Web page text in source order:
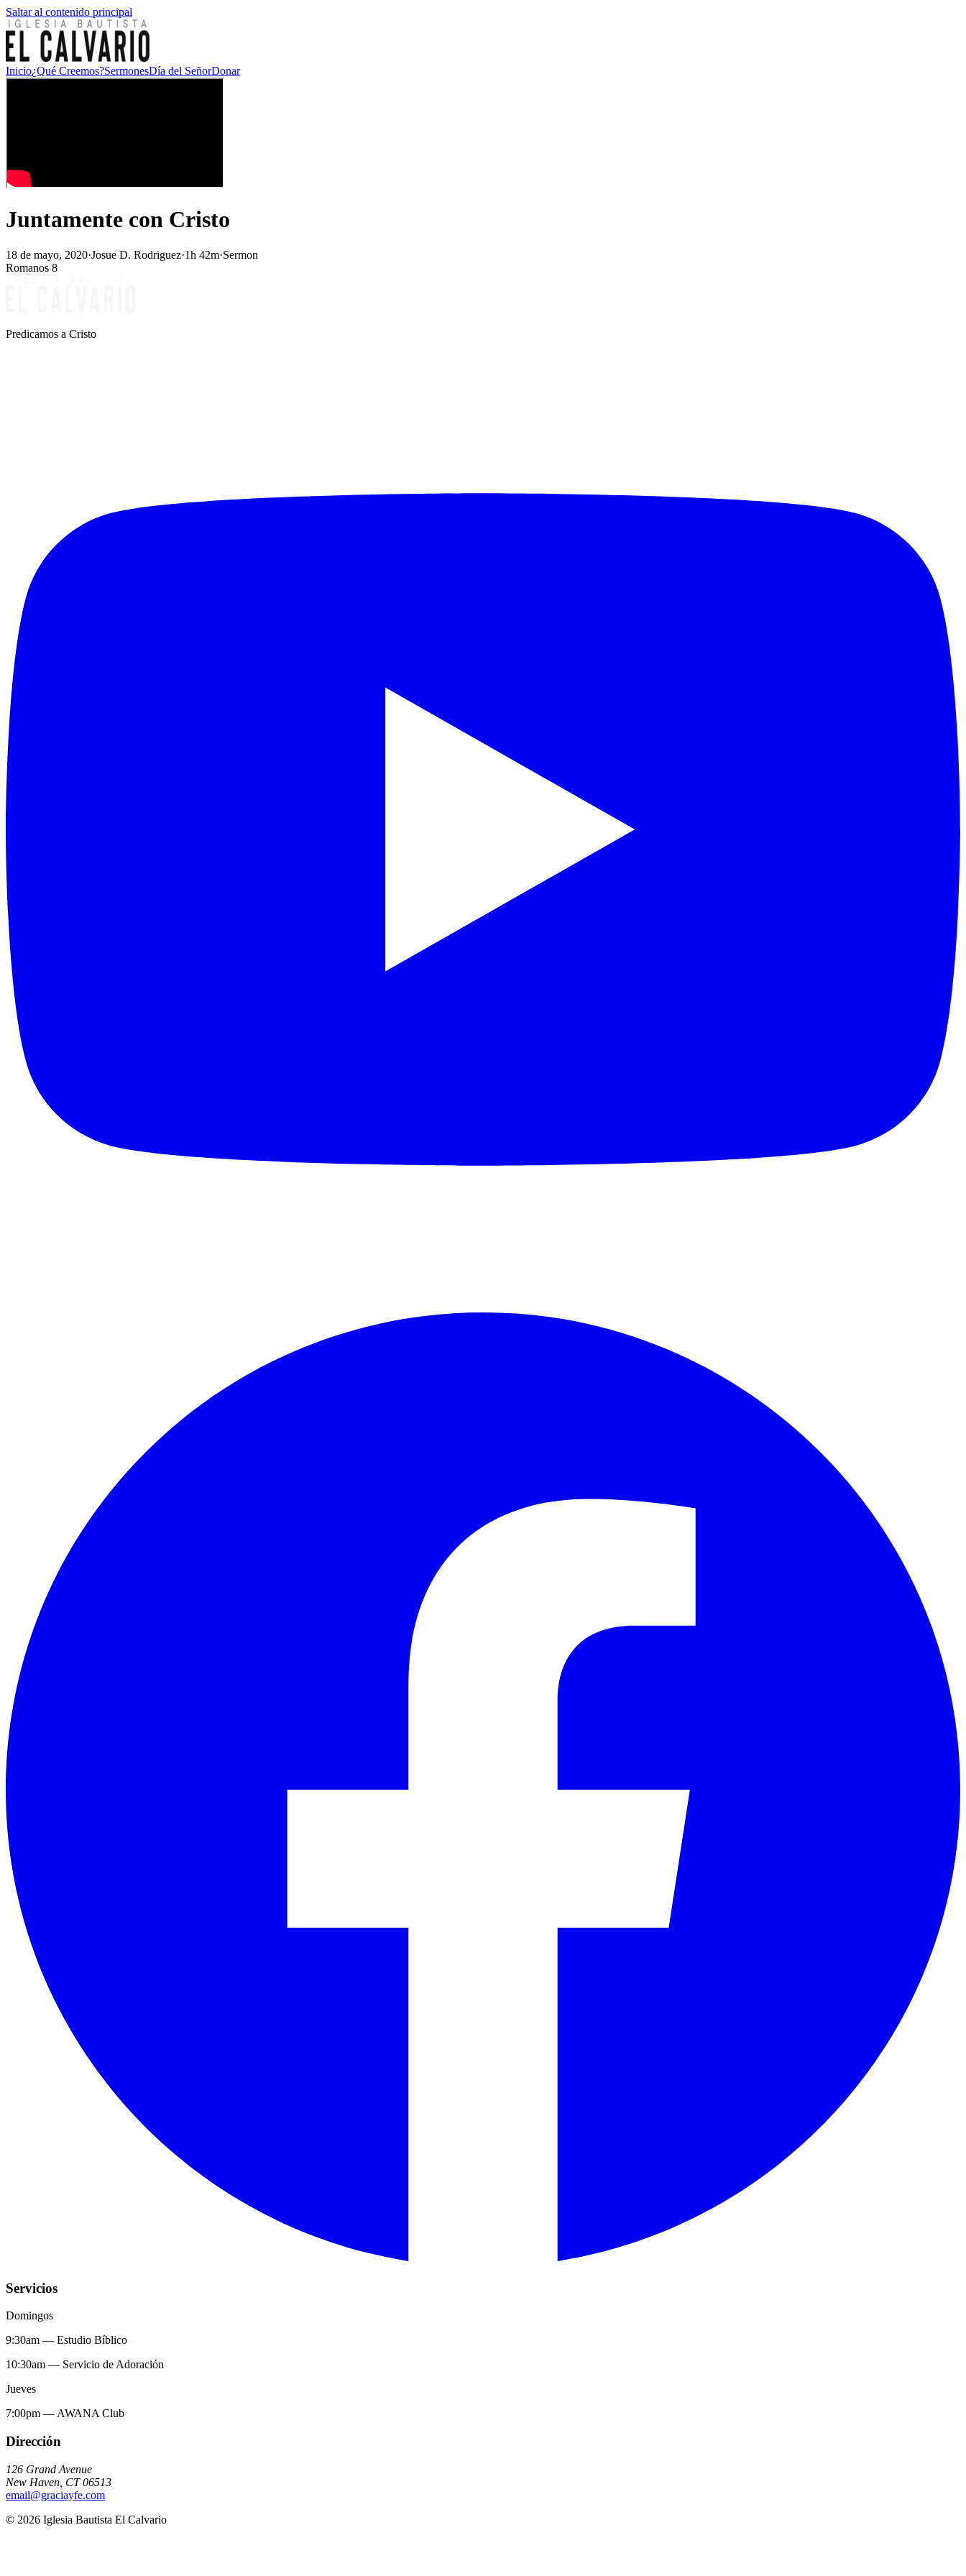
Saltar al contenido principal
Inicio¿Qué Creemos?SermonesDía del SeñorDonar
Juntamente con Cristo
18 de mayo, 2020·Josue D. Rodriguez·1h 42m·Sermon
Romanos 8
Predicamos a Cristo
Servicios
Domingos
9:30am — Estudio Bíblico
10:30am — Servicio de Adoración
Jueves
7:00pm — AWANA Club
Dirección
126 Grand Avenue
New Haven CT 06513
email@graciayfe.com
© 2026 Iglesia Bautista El Calvario